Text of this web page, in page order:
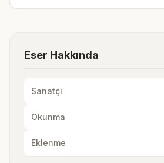
Eser Hakkında
Sanatçı
Okunma
Eklenme